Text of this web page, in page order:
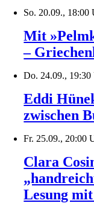
So. 20.09., 18:00
Mit
–
Do. 24.09., 19:30
Eddi
zwischen
Fr. 25.09., 20:00
Clara
Lesung